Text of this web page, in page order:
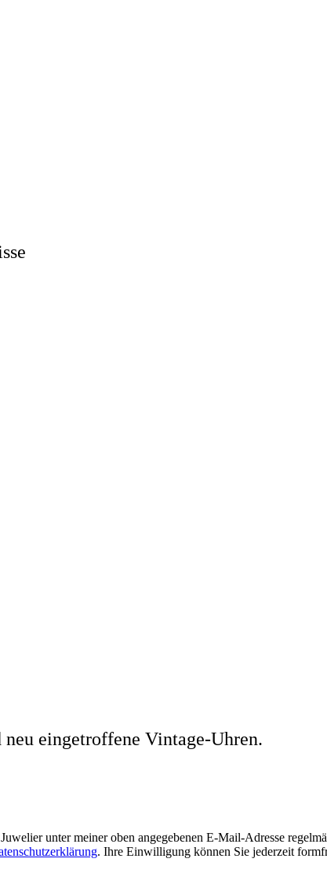
eingetroffene Vintage-Uhren.
unter meiner oben angegebenen E-Mail-Adresse
. Ihre Einwilligung können Sie jederzeit